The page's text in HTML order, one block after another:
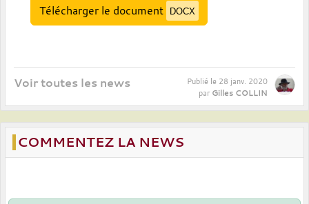
Télécharger le document DOCX
Voir toutes les news Publié le 28 janv. 2020
par Gilles COLLIN
COMMENTEZ LA NEWS